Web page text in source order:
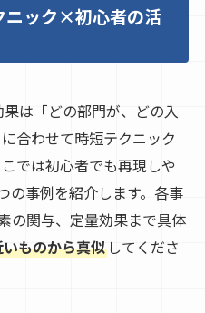
ック×初心者の活
は「どの部門が、どの入
合わせて時短テクニック
では初心者でも再現しや
の事例を紹介します。各事
の関与、定量効果まで具体
ものから真似してくださ